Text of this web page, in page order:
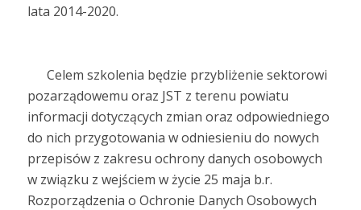
lata 2014-2020.
Celem szkolenia będzie przybliżenie sektorowi
pozarządowemu oraz JST z terenu powiatu
informacji dotyczących zmian oraz odpowiedniego
do nich przygotowania w odniesieniu do nowych
przepisów z zakresu ochrony danych osobowych
w związku z wejściem w życie 25 maja b.r.
Rozporządzenia o Ochronie Danych Osobowych